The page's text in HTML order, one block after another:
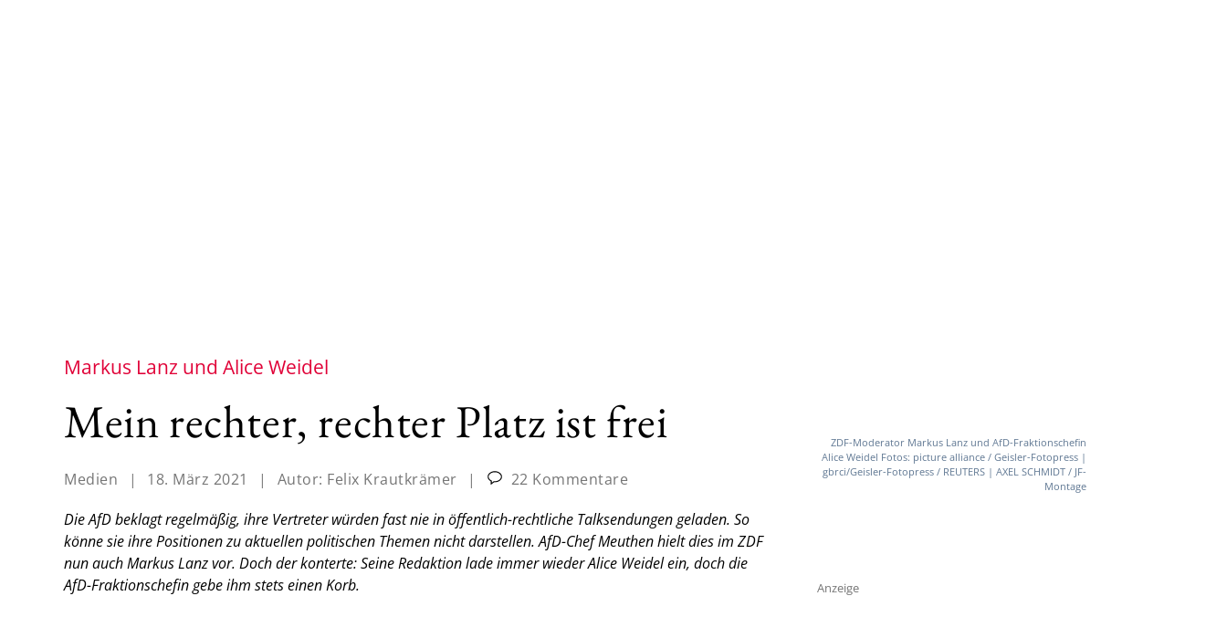
Markus Lanz und Alice Weidel
Mein rechter, rechter Platz ist frei
Medien | 18. März 2021 | Autor: Felix Krautkrämer |
22 Kommentare
Die AfD beklagt regelmäßig, ihre Vertreter würden fast nie in öffentlich-rechtliche Talksendungen geladen. So
könne sie ihre Positionen zu aktuellen politischen Themen nicht darstellen. AfD-Chef Meuthen hielt dies im ZDF
nun auch Markus Lanz vor. Doch der konterte: Seine Redaktion lade immer wieder Alice Weidel ein, doch die
AfD-Fraktionschefin gebe ihm stets einen Korb.
ZDF-Moderator Markus Lanz und AfD-Fraktionschefin
Alice Weidel Fotos: picture alliance / Geisler-Fotopress |
gbrci/Geisler-Fotopress / REUTERS | AXEL SCHMIDT / JF-
Montage
Anzeige